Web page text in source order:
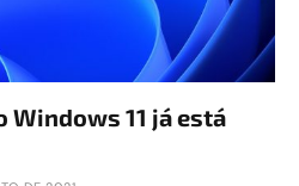
Windows 11 já está